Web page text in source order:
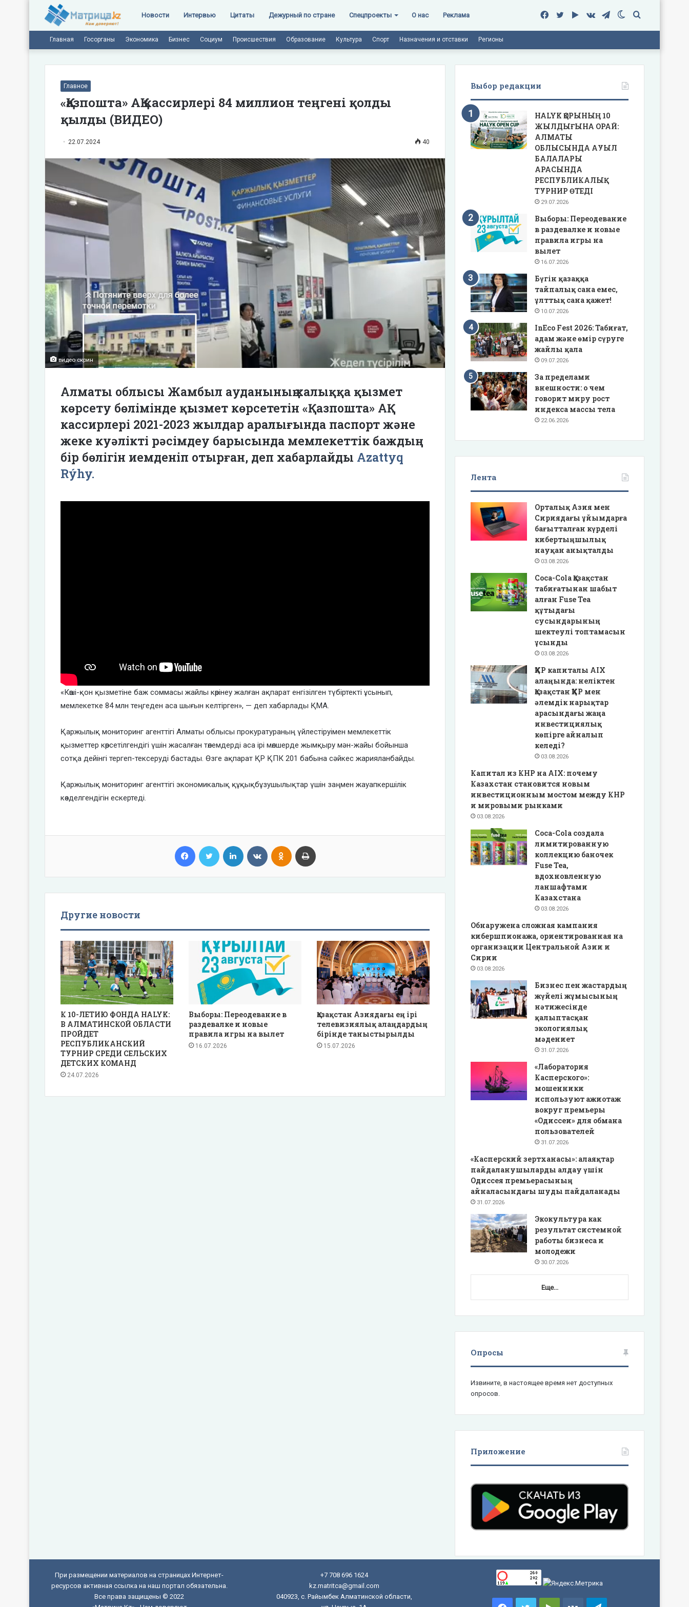
Новости Интервью Цитаты Дежурный по стране Спецпроекты О нас Реклама Поиск
Switch
Telegram
vk.com
Google
Twitter
Facebook
Главная Госорганы Экономика Бизнес Социум Происшествия Образование Культура Спорт Назначения и отставки Регионы
Главное
«Қазпошта» АҚ кассирлері 84 миллион теңгені қолды
қылды (ВИДЕО)
22.07.2024 40
видео скрин
Алматы облысы Жамбыл ауданының халыққа қызмет
көрсету бөлімінде қызмет көрсететін «Қазпошта» АҚ
кассирлері 2021-2023 жылдар аралығында паспорт және
жеке куәлікті рәсімдеу барысында мемлекеттік баждың
бір бөлігін иемденіп отырған, деп хабарлайды Azattyq
Rýhy.
«Көші-қон қызметіне баж соммасы жайлы көрінеу жалған ақпарат енгізілген түбіртекті ұсынып,
мемлекетке 84 млн теңгеден аса шығын келтірген», — деп хабарлады ҚМА.
Қаржылық мониторинг агенттігі Алматы облысы прокуратураның үйлестіруімен мемлекеттік
қызметтер көрсетілгендігі үшін жасалған төлемдерді аса ірі мөлшерде жымқыру мән-жайы бойынша
сотқа дейінгі тергеп-тексеруді бастады. Өзге ақпарат ҚР ҚПК 201 бабына сәйкес жарияланбайды.
Қаржылық мониторинг агенттігі экономикалық құқықбұзушылықтар үшін заңмен жауапкершілік
көзделгендігін ескертеді.
Facebook Twitter LinkedIn VKontakteOdnoklassniki
Другие новости
К 10-ЛЕТИЮ ФОНДА HALYK:
В АЛМАТИНСКОЙ ОБЛАСТИ
ПРОЙДЕТ
РЕСПУБЛИКАНСКИЙ
ТУРНИР СРЕДИ СЕЛЬСКИХ
ДЕТСКИХ КОМАНД
24.07.2026
Выборы: Переодевание в
раздевалке и новые
правила игры на вылет
16.07.2026
Қазақстан Азиядағы ең ірі
телевизиялық алаңдардың
бірінде таныстырылды
15.07.2026
Выбор редакции
HALYK ҚОРЫНЫҢ 10
ЖЫЛДЫҒЫНА ОРАЙ:
АЛМАТЫ
ОБЛЫСЫНДА АУЫЛ
БАЛАЛАРЫ
АРАСЫНДА
РЕСПУБЛИКАЛЫҚ
ТУРНИР ӨТЕДІ
29.07.2026
Выборы: Переодевание
в раздевалке и новые
правила игры на
вылет
16.07.2026
Бүгін қазаққа
тайпалық сана емес,
ұлттық сана қажет!
10.07.2026
InEco Fest 2026: Табиғат,
адам және өмір сүруге
жайлы қала
09.07.2026
За пределами
внешности: о чем
говорит миру рост
индекса массы тела
22.06.2026
Лента
Орталық Азия мен
Сириядағы ұйымдарға
бағытталған күрделі
кибертыңшылық
науқан анықталды
03.08.2026
Coca-Cola Қазақстан
табиғатынан шабыт
алған Fuse Tea
құтыдағы
сусындарының
шектеулі топтамасын
ұсынды
03.08.2026
ҚХР капиталы AIX
алаңында: неліктен
Қазақстан ҚХР мен
әлемдік нарықтар
арасындағы жаңа
инвестициялық
көпірге айналып
келеді?
03.08.2026
Капитал из КНР на AIX: почему
Казахстан становится новым
инвестиционным мостом между КНР
и мировыми рынками
03.08.2026
Coca-Cola создала
лимитированную
коллекцию баночек
Fuse Tea,
вдохновленную
ланшафтами
Казахстана
03.08.2026
Обнаружена сложная кампания
кибершпионажа, ориентированная на
организации Центральной Азии и
Сирии
03.08.2026
Бизнес пен жастардың
жүйелі жұмысының
нәтижесінде
қалыптасқан
экологиялық
мәдениет
31.07.2026
«Лаборатория
Касперского»:
мошенники
используют ажиотаж
вокруг премьеры
«Одиссеи» для обмана
пользователей
31.07.2026
«Касперский зертханасы»: алаяқтар
пайдаланушыларды алдау үшін
Одиссея премьерасының
айналасындағы шуды пайдаланады
31.07.2026
Экокультура как
результат системной
работы бизнеса и
молодежи
30.07.2026
Еще...
Опросы
Извините, в настоящее время нет доступных
опросов.
Приложение
При размещении материалов на страницах Интернет-
ресурсов активная ссылка на наш портал обязательна.
Все права защищены © 2022
+7 708 696 1624
kz.matritca@gmail.com
040923, с. Райымбек Алматинской области,